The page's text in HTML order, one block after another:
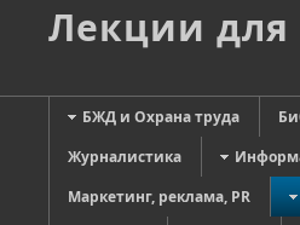
Лекции для
БЖД и Охрана труда
Журналистика
Маркетинг, реклама, PR